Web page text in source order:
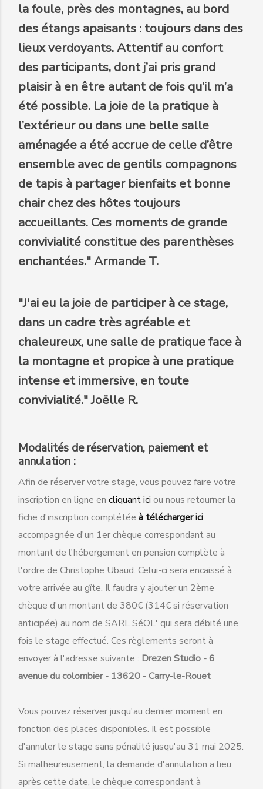
la foule, près des montagnes, au bord
des étangs apaisants : toujours dans des
lieux verdoyants. Attentif au confort
des participants, dont j’ai pris grand
plaisir à en être autant de fois qu’il m’a
été possible. La joie de la pratique à
l’extérieur ou dans une belle salle
aménagée a été accrue de celle d’être
ensemble avec de gentils compagnons
de tapis à partager bienfaits et bonne
chair chez des hôtes toujours
accueillants. Ces moments de grande
convivialité constitue des parenthèses
enchantées." Armande T.
"J'ai eu la joie de participer à ce stage,
dans un cadre très agréable et
chaleureux, une salle de pratique face à
la montagne et propice à une pratique
intense et immersive, en toute
convivialité." Joëlle R.
Modalités de réservation, paiement et
annulation :
Afin de réserver votre stage, vous pouvez faire votre
inscription en ligne en cliquant ici ou nous retourner la
fiche d'inscription complétée à télécharger ici
accompagnée d'un 1er chèque correspondant au
montant de l'hébergement en pension complète à
l'ordre de Christophe Ubaud. Celui-ci sera encaissé à
votre arrivée au gîte. Il faudra y ajouter un 2ème
chèque d'un montant de 380€ (314€ si réservation
anticipée) au nom de SARL SéOL' qui sera débité une
fois le stage effectué. Ces règlements seront à
envoyer à l'adresse suivante : Drezen Studio - 6
avenue du colombier - 13620 - Carry-le-Rouet
Vous pouvez réserver jusqu'au dernier moment en
fonction des places disponibles. Il est possible
d'annuler le stage sans pénalité jusqu'au 31 mai 2025.
Si malheureusement, la demande d'annulation a lieu
après cette date, le chèque correspondant à